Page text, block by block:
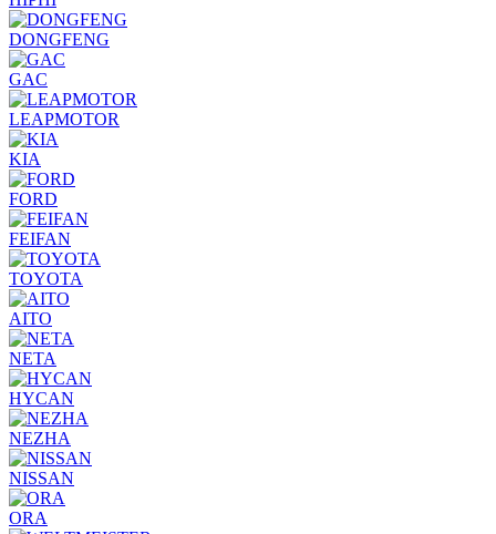
DONGFENG
GAC
LEAPMOTOR
KIA
FORD
FEIFAN
TOYOTA
AITO
NETA
HYCAN
NEZHA
NISSAN
ORA